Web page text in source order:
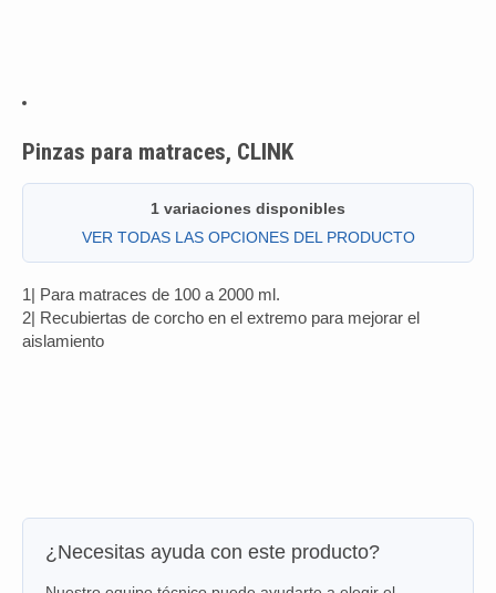
Pinzas para matraces, CLINK
1 variaciones disponibles
VER TODAS LAS OPCIONES DEL PRODUCTO
1| Para matraces de 100 a 2000 ml.
2| Recubiertas de corcho en el extremo para mejorar el
aislamiento
¿Necesitas ayuda con este producto?